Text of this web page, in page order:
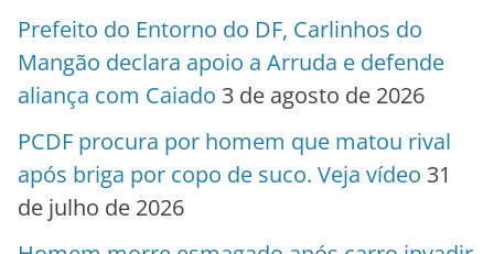
Prefeito do Entorno do DF, Carlinhos do
Mangão declara apoio a Arruda e defende
aliança com Caiado 3 de agosto de 2026
PCDF procura por homem que matou rival
após briga por copo de suco. Veja vídeo 31
de julho de 2026